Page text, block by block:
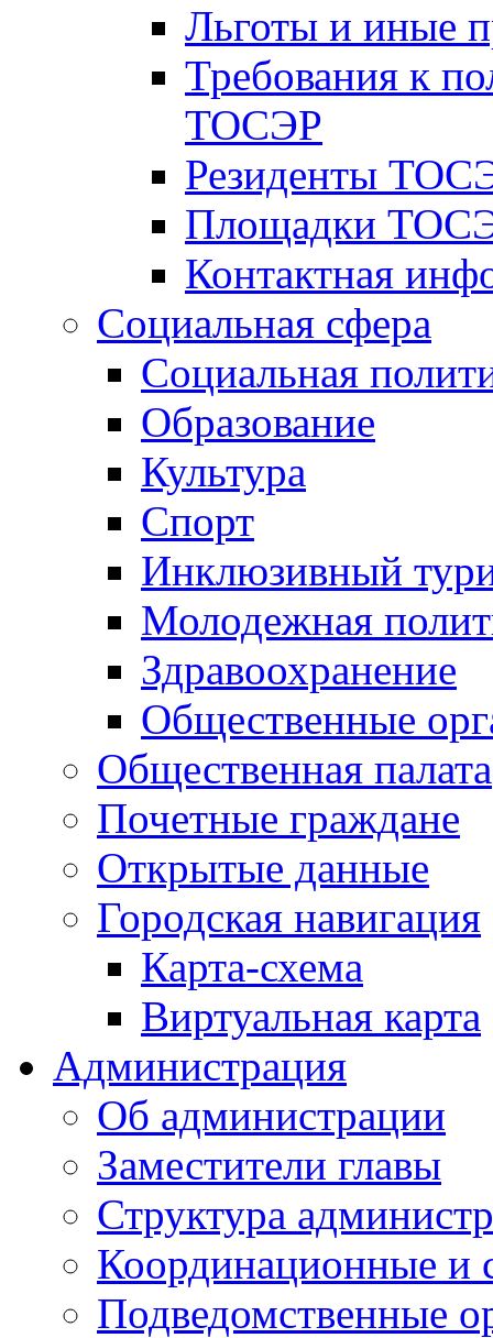
Льготы и иные
Требования к
ТОСЭР
Резиденты
Площадки
Контактная
Социальная сфера
Социальная
Образование
Культура
Спорт
Инклюзивный
Молодежная
Здравоохранение
Общественные
Общественная палата
Почетные граждане
Открытые данные
Городская навигация
Карта-схема
Виртуальная карта
Администрация
Об администрации
Заместители главы
Структура
Координационные и
Подведомственные